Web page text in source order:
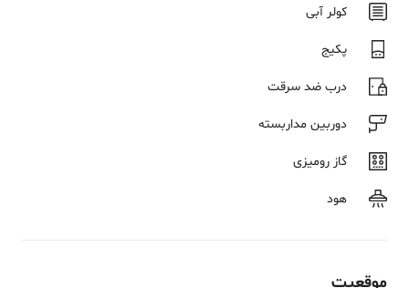
کولر آبی
پکیج
درب ضد سرقت
دوربین مداربسته
گاز رومیزی
هود
موقعیت